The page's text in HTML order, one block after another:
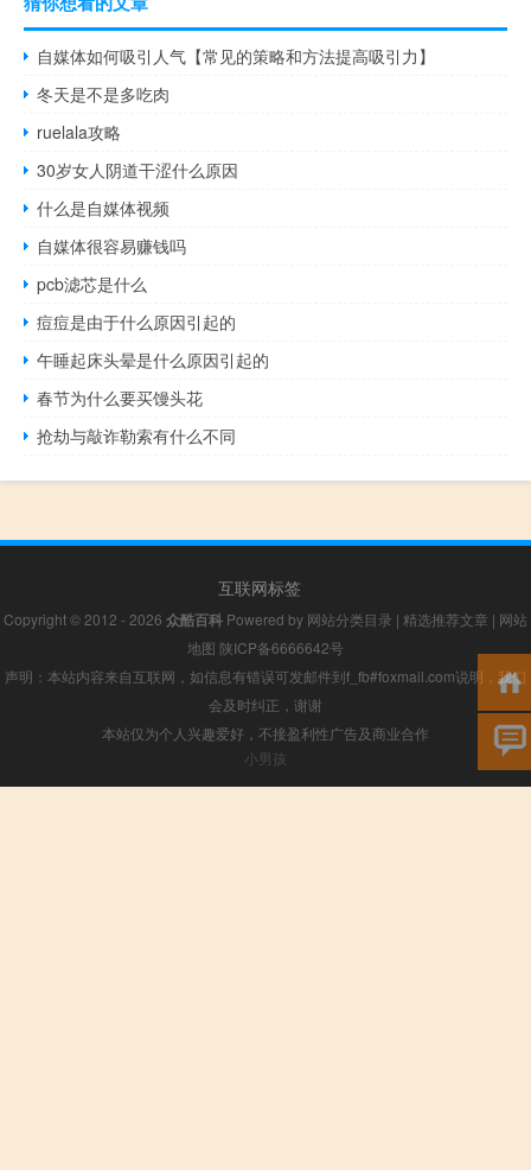
自媒体如何吸引人气【常见的策略和方法提高吸引力】
冬天是不是多吃肉
ruelala攻略
30岁女人阴道干涩什么原因
什么是自媒体视频
自媒体很容易赚钱吗
pcb滤芯是什么
痘痘是由于什么原因引起的
午睡起床头晕是什么原因引起的
春节为什么要买馒头花
抢劫与敲诈勒索有什么不同
互联网标签
Copyright © 2012 - 2026 众酷百科 Powered by 网站分类目录 | 精选推荐文章 | 网站
地图 陕ICP备6666642号
声明：本站内容来自互联网，如信息有错误可发邮件到f_fb#foxmail.com说明，我们
会及时纠正，谢谢
本站仅为个人兴趣爱好，不接盈利性广告及商业合作
小男孩